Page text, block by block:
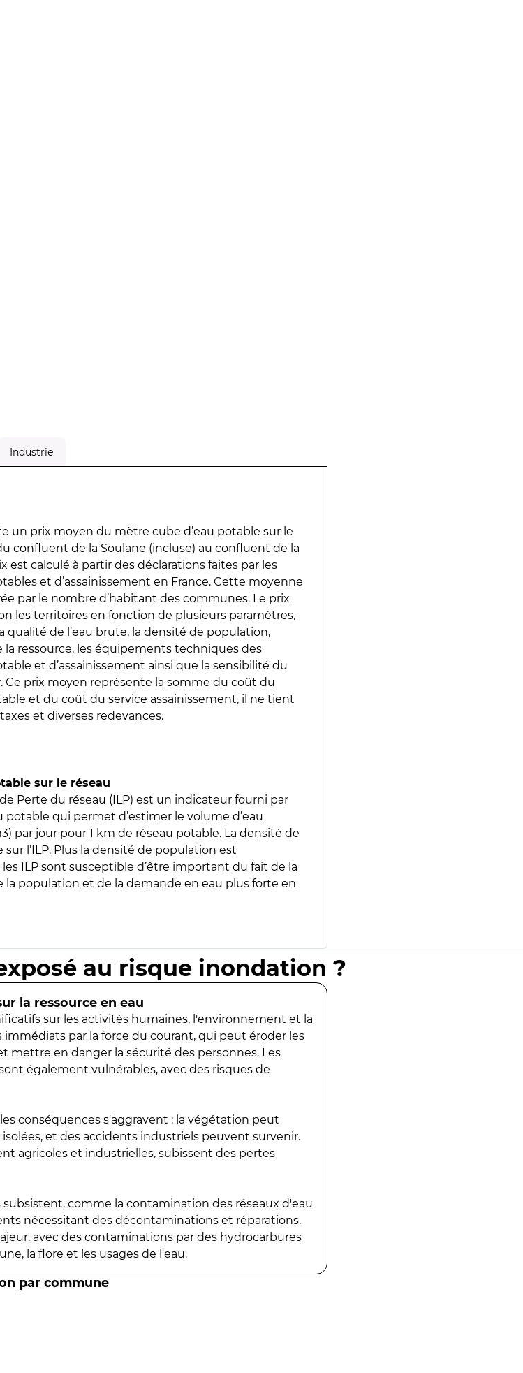
Industrie
un prix moyen du mètre cube d’eau potable sur le
confluent de la Soulane (incluse) au confluent de la
est calculé à partir des déclarations faites par les
et d’assainissement en France. Cette moyenne
par le nombre d’habitant des communes. Le prix
les territoires en fonction de plusieurs paramètres,
qualité de l’eau brute, la densité de population,
la ressource, les équipements techniques des
et d’assainissement ainsi que la sensibilité du
Ce prix moyen représente la somme du coût du
et du coût du service assainissement, il ne tient
et diverses redevances.
sur le réseau
de Perte du réseau (ILP) est un indicateur fourni par
potable qui permet d’estimer le volume d’eau
par jour pour 1 km de réseau potable. La densité de
l’ILP. Plus la densité de population est
ILP sont susceptible d’être important du fait de la
la population et de la demande en eau plus forte en
au risque inondation ?
la ressource en eau
sur les activités humaines, l'environnement et la
par la force du courant, qui peut éroder les
mettre en danger la sécurité des personnes. Les
également vulnérables, avec des risques de
conséquences s'aggravent : la végétation peut
et des accidents industriels peuvent survenir.
agricoles et industrielles, subissent des pertes
subsistent, comme la contamination des réseaux d'eau
nécessitant des décontaminations et réparations.
avec des contaminations par des hydrocarbures
la flore et les usages de l'eau.
par commune